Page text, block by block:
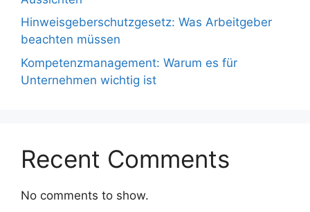
Hinweisgeberschutzgesetz: Was Arbeitgeber
beachten müssen
Kompetenzmanagement: Warum es für
Unternehmen wichtig ist
Recent Comments
No comments to show.